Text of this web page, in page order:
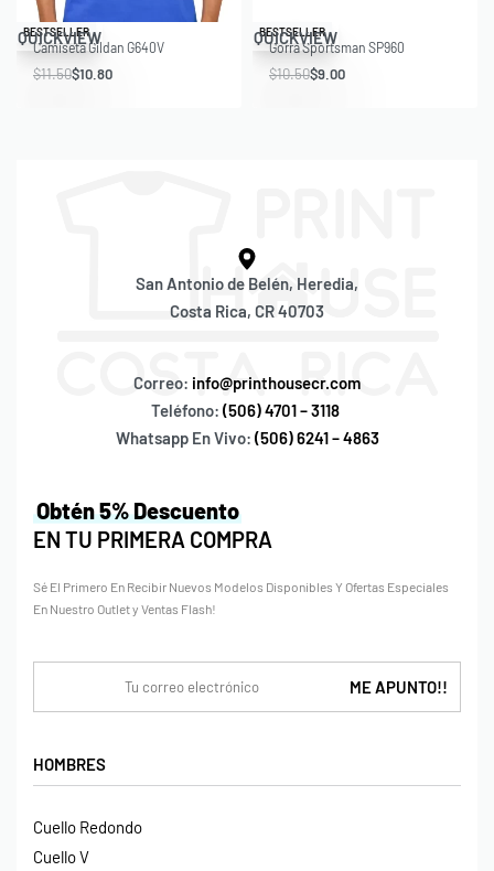
Save $0.70
BESTSELLER
QUICKVIEW
Camiseta Gildan G640V
$11.50$10.80
Save $1.50
BESTSELLER
QUICKVIEW
Gorra Sportsman SP960
$10.50$9.00
San Antonio de Belén, Heredia,
Costa Rica, CR 40703
Correo: info@printhousecr.com
Teléfono: (506) 4701 – 3118
Whatsapp En Vivo: (506) 6241 – 4863
HOMBRES
Cuello Redondo
Cuello V
Obtén 5% Descuento
EN TU PRIMERA COMPRA
Sé El Primero En Recibir Nuevos Modelos Disponibles Y Ofertas Especiales
En Nuestro Outlet y Ventas Flash!